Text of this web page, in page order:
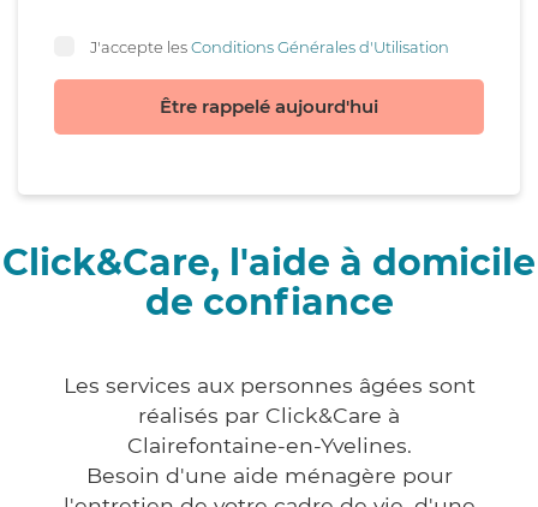
J'accepte lesConditions Générales d'Utilisation
Être rappelé aujourd'hui
Click&Care, l'aide à domicile
de confiance
Les services aux personnes âgées sont
réalisés par Click&Care à
Clairefontaine-en-Yvelines.
Besoin d'une aide ménagère pour